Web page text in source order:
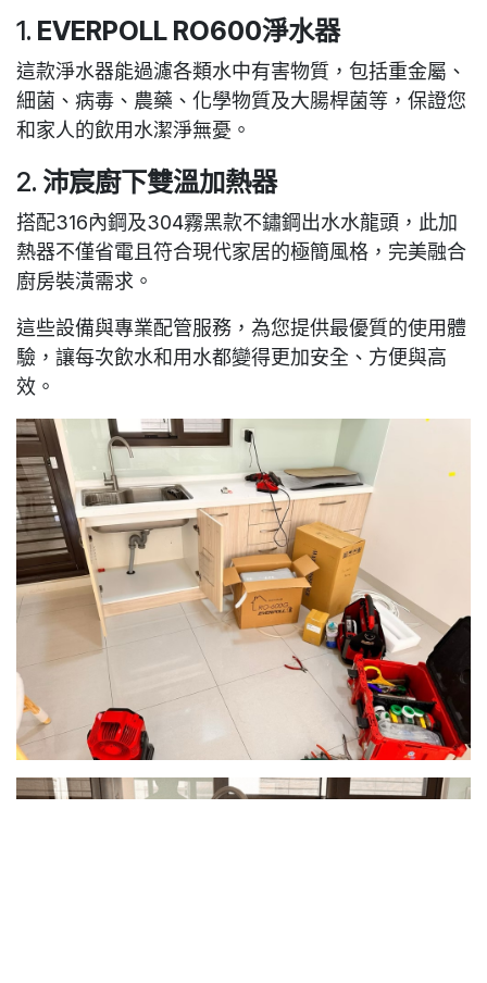
1. EVERPOLL RO600淨水器
這款淨水器能過濾各類水中有害物質，包括重金屬、
細菌、病毒、農藥、化學物質及大腸桿菌等，保證您
和家人的飲用水潔淨無憂。
2. 沛宸廚下雙溫加熱器
搭配316內鋼及304霧黑款不鏽鋼出水水龍頭 ，此加
熱器不僅省電且符合現代家居的極簡風格，完美融合
廚房裝潢需求。
這些設備與專業配管服務，為您提供最優質的使用體
驗，讓每次飲水和用水都變得更加安全、方便與高
效。